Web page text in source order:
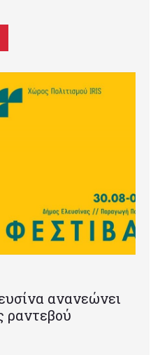
ανανεώνει
ραντεβού